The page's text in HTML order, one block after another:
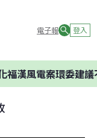
電子報 登入
環委建議不應開發